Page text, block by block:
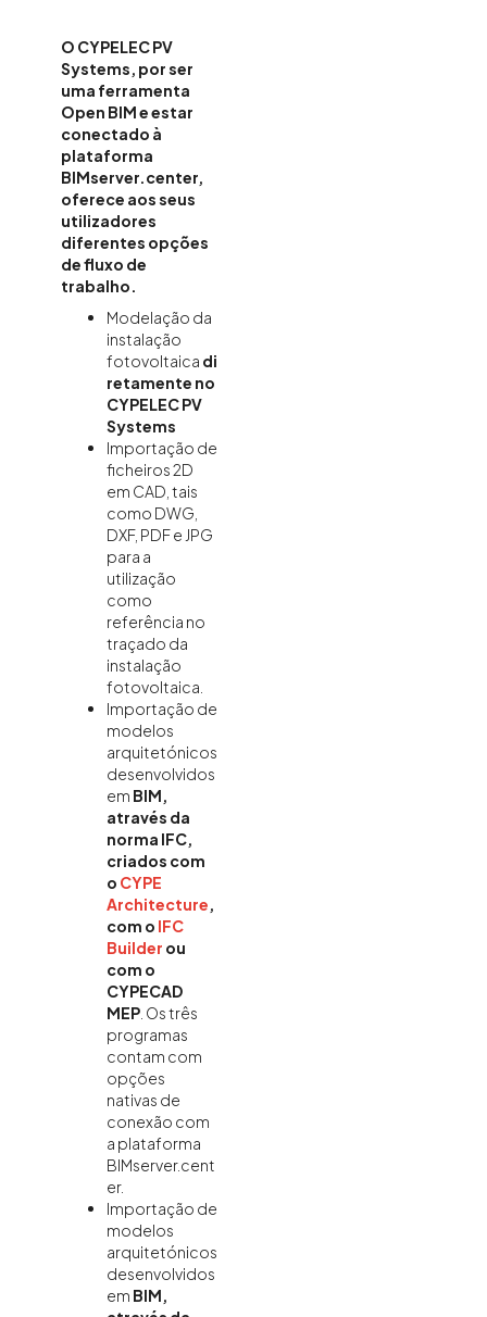
O CYPELEC PV
Systems, por ser
uma ferramenta
Open BIM e estar
conectado à
plataforma
BIMserver.center,
oferece aos seus
utilizadores
diferentes opções
de fluxo de
trabalho.
Modelação da
instalação
fotovoltaica di
retamente no
CYPELEC PV
Systems
Importação de
ficheiros 2D
em CAD, tais
como DWG,
DXF, PDF e JPG
para a
utilização
como
referência no
traçado da
instalação
fotovoltaica.
Importação de
modelos
arquitetónicos
desenvolvidos
em BIM,
através da
norma IFC,
criados com
o CYPE
Architecture,
com o IFC
Builder ou
com o
CYPECAD
MEP . Os três
programas
contam com
opções
nativas de
conexão com
a plataforma
BIMserver.cent
er.
Importação de
modelos
arquitetónicos
desenvolvidos
em BIM,